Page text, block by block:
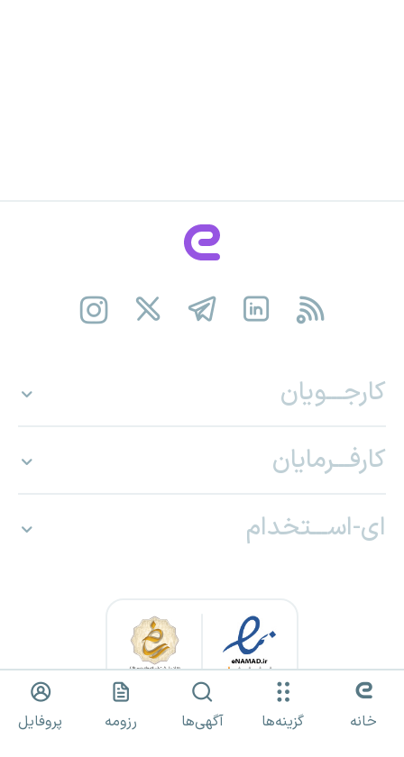
کارجـــویان
کارفـــرمایان
ای-اســـتخدام
کلیه حقوق برای «ای استخدام» محفوظ بوده و هرگونه استفاده از مطالب
خانه گزینه‌ها آگهی‌ها رزومه پروفایل